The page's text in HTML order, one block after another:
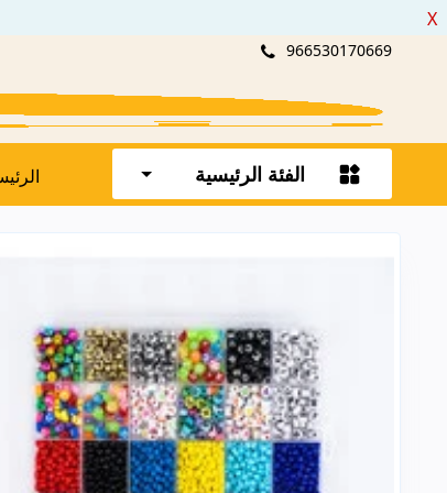
X
966530170669
الفئة الرئيسية